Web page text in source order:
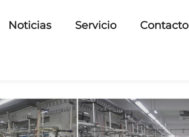
Noticias Servicio Contacto